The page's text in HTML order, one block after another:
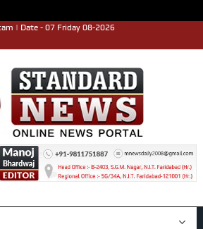
| Date - 07 Friday 08-2026